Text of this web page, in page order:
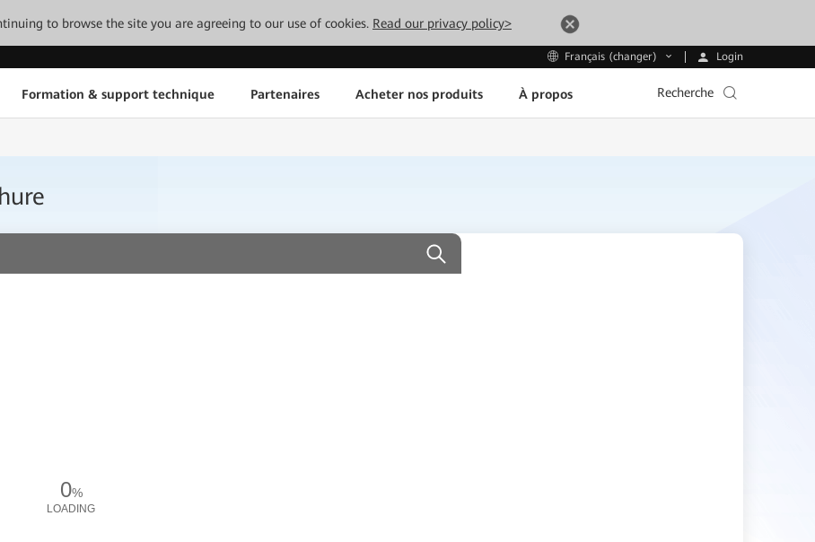
to browse the site you are agreeing to our use of cookies. Read our privacy policy>
Français (changer) Login
Formation & support technique Partenaires Acheter nos produits À propos Recherche
0%
LOADING